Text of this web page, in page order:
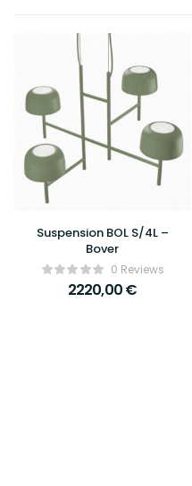
Suspension BOL S/4L –
Bover
0 Reviews
2220,00€